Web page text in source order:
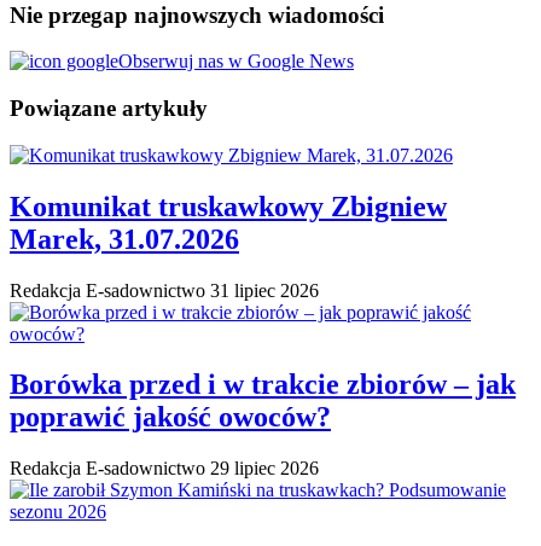
Nie przegap najnowszych wiadomości
Obserwuj nas w Google News
Powiązane artykuły
Komunikat truskawkowy Zbigniew
Marek, 31.07.2026
Redakcja E-sadownictwo 31 lipiec 2026
Borówka przed i w trakcie zbiorów – jak
poprawić jakość owoców?
Redakcja E-sadownictwo 29 lipiec 2026